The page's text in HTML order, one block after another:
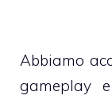
Abbiamo
gameplay